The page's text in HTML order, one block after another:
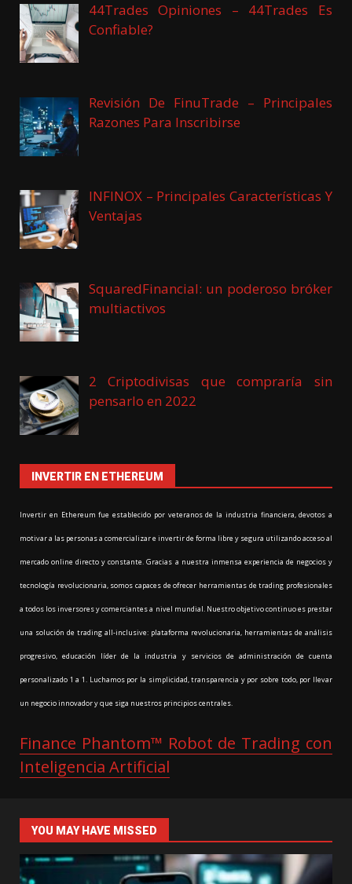
44Trades Opiniones – 44Trades Es
Confiable?
Revisión De FinuTrade – Principales
Razones Para Inscribirse
INFINOX – Principales Características Y
Ventajas
SquaredFinancial: un poderoso bróker
multiactivos
2 Criptodivisas que compraría sin
pensarlo en 2022
INVERTIR EN ETHEREUM
Invertir en Ethereum fue establecido por veteranos de la industria financiera, devotos a
motivar a las personas a comercializar e invertir de forma libre y segura utilizando acceso al
mercado online directo y constante. Gracias a nuestra inmensa experiencia de negocios y
tecnología revolucionaria, somos capaces de ofrecer herramientas de trading profesionales
a todos los inversores y comerciantes a nivel mundial. Nuestro objetivo continuo es prestar
una solución de trading all-inclusive: plataforma revolucionaria, herramientas de análisis
progresivo, educación líder de la industria y servicios de administración de cuenta
personalizado 1 a 1. Luchamos por la simplicidad, transparencia y por sobre todo, por llevar
un negocio innovador y que siga nuestros principios centrales.
Finance Phantom™ Robot de Trading con
Inteligencia Artificial
YOU MAY HAVE MISSED